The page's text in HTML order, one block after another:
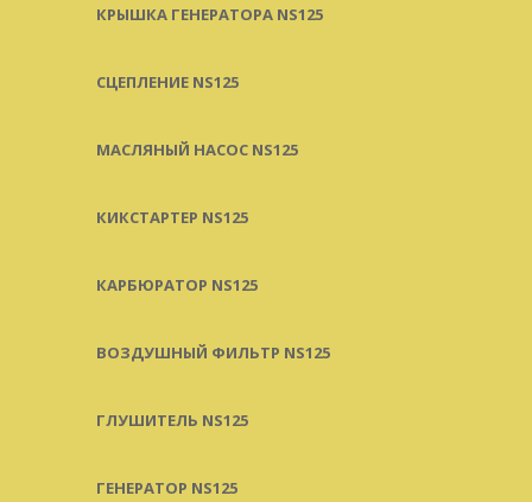
КРЫШКА ГЕНЕРАТОРА NS125
СЦЕПЛЕНИЕ NS125
МАСЛЯНЫЙ НАСОС NS125
КИКСТАРТЕР NS125
КАРБЮРАТОР NS125
ВОЗДУШНЫЙ ФИЛЬТР NS125
ГЛУШИТЕЛЬ NS125
ГЕНЕРАТОР NS125